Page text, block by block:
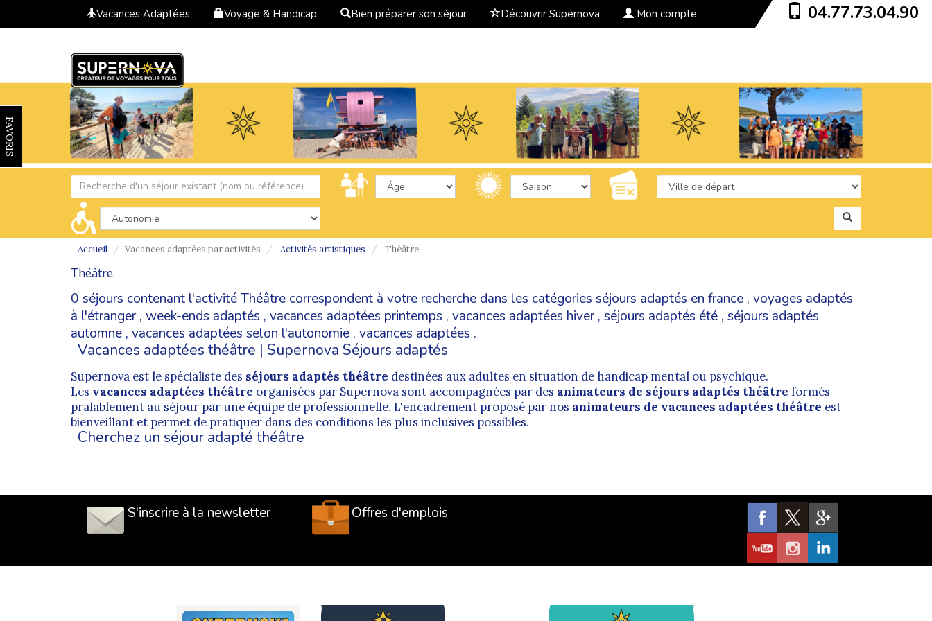
Vacances Adaptées Voyage & Handicap Bien préparer son séjour Découvrir Supernova Mon compte 04.77.73.04.90
FAVORIS
Accueil Vacances adaptées par activités Activités artistiques Théâtre
Théâtre
0 séjours contenant l'activité Théâtre correspondent à votre recherche dans les catégories séjours adaptés en france , voyages adaptés
à l'étranger, week-ends adaptés , vacances adaptées printemps , vacances adaptées hiver, séjours adaptés été , séjours adaptés
automne , vacances adaptées selon l'autonomie , vacances adaptées .
Vacances adaptées théâtre | Supernova Séjours adaptés
Supernova est le spécialiste des séjours adaptés théâtre destinées aux adultes en situation de handicap mental ou psychique.
Les vacances adaptées théâtre organisées par Supernova sont accompagnées par des animateurs de séjours adaptés théâtre formés
pralablement au séjour par une équipe de professionnelle. L'encadrement proposé par nos animateurs de vacances adaptées théâtre est
bienveillant et permet de pratiquer dans des conditions les plus inclusives possibles.
Cherchez un séjour adapté théâtre
S'inscrire à la newsletter Offres d'emplois